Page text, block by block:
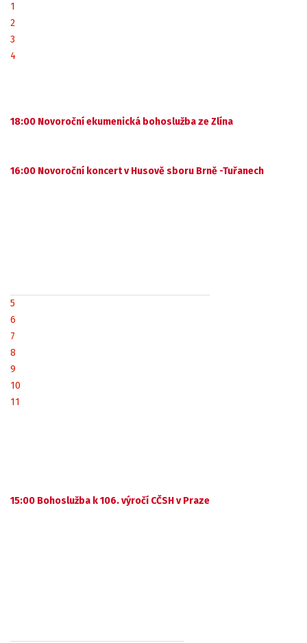
1
2
3
4
18:00 Novoroční ekumenická bohoslužba ze Zlína
16:00 Novoroční koncert v Husově sboru Brně -Tuřanech
5
6
7
8
9
10
11
15:00 Bohoslužba k 106. výročí CČSH v Praze